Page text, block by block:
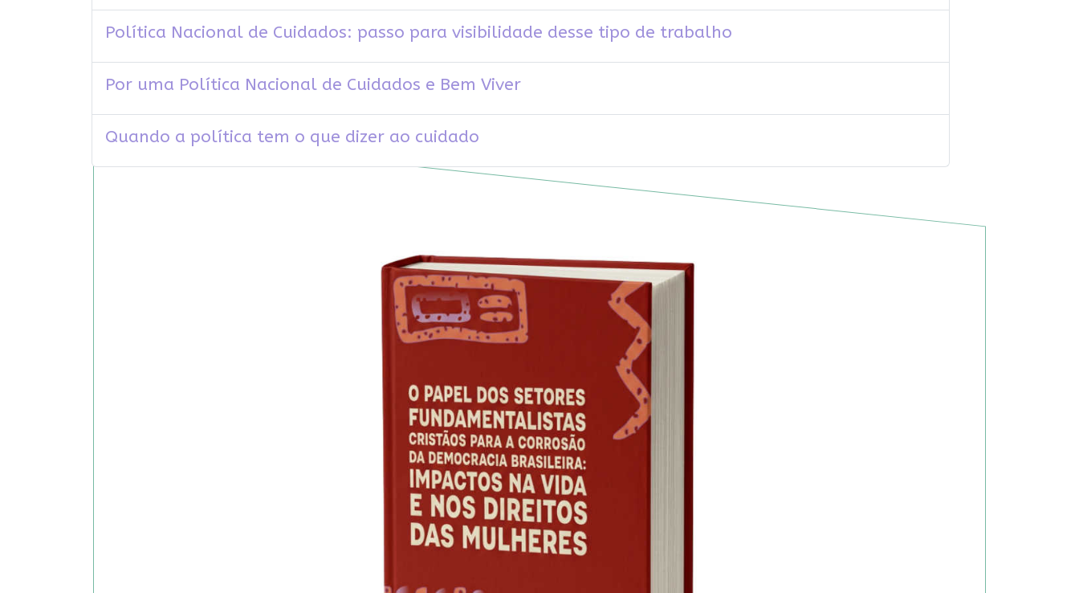
Política Nacional de Cuidados: passo para visibilidade desse tipo de trabalho
Por uma Política Nacional de Cuidados e Bem Viver
Quando a política tem o que dizer ao cuidado